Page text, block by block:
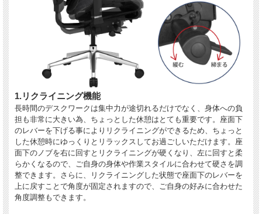
1.リクライニング機能
長時間のデスクワークは集中力が途切れるだけでなく、身体への負
担も非常に大きい為、ちょっとした休憩はとても重要です。座面下
のレバーを下げる事によりリクライニングができるため、ちょっと
した休憩時にゆっくりとリラックスしてお過ごしいただけます。座
面下のノブを右に回すとリクライニングが硬くなり、左に回すと柔
らかくなるので、ご自身の身体や作業スタイルに合わせて硬さを調
整できます。さらに、リクライニングした状態で座面下のレバーを
上に戻すことで角度が固定されますので、ご自身の好みに合わせた
角度調整もできます。